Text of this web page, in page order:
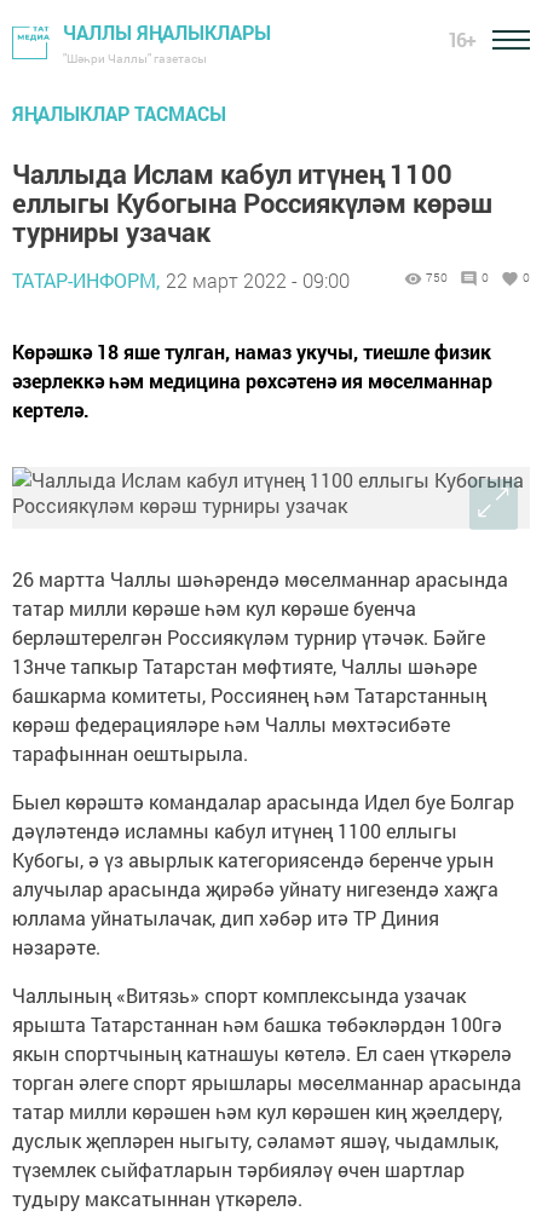
ЧАЛЛЫ ЯҢАЛЫКЛАРЫ
"Шәһри Чаллы" газетасы
16+
ЯҢАЛЫКЛАР ТАСМАСЫ
Чаллыда Ислам кабул итүнең 1100
еллыгы Кубогына Россиякүләм көрәш
турниры узачак
ТАТАР-ИНФОРМ, 22 март 2022 - 09:00 750 0 0
Көрәшкә 18 яше тулган, намаз укучы, тиешле физик
әзерлеккә һәм медицина рөхсәтенә ия мөселманнар
кертелә.
26 мартта Чаллы шәһәрендә мөселманнар арасында
татар милли көрәше һәм кул көрәше буенча
берләштерелгән Россиякүләм турнир үтәчәк. Бәйге
13нче тапкыр Татарстан мөфтияте, Чаллы шәһәре
башкарма комитеты, Россиянең һәм Татарстанның
көрәш федерацияләре һәм Чаллы мөхтәсибәте
тарафыннан оештырыла.
Быел көрәштә командалар арасында Идел буе Болгар
дәүләтендә исламны кабул итүнең 1100 еллыгы
Кубогы, ә үз авырлык категориясендә беренче урын
алучылар арасында җирәбә уйнату нигезендә хаҗга
юллама уйнатылачак, дип хәбәр итә ТР Диния
нәзарәте.
Чаллының «Витязь» спорт комплексында узачак
ярышта Татарстаннан һәм башка төбәкләрдән 100гә
якын спортчының катнашуы көтелә. Ел саен үткәрелә
торган әлеге спорт ярышлары мөселманнар арасында
татар милли көрәшен һәм кул көрәшен киң җәелдерү,
дуслык җепләрен ныгыту, сәламәт яшәү, чыдамлык,
түземлек сыйфатларын тәрбияләү өчен шартлар
тудыру максатыннан үткәрелә.